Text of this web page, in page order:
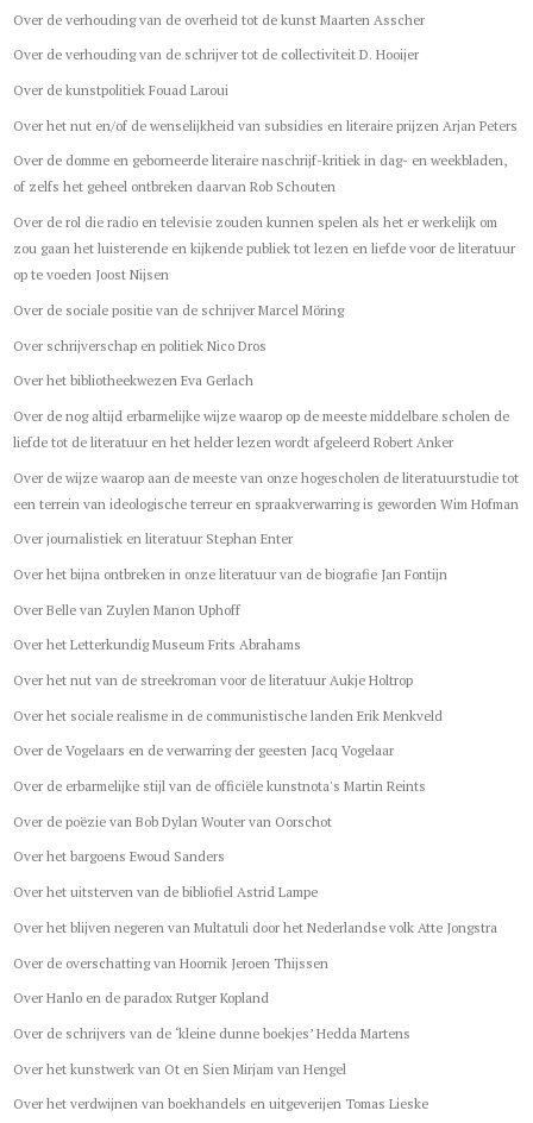
Over de verhouding van de overheid tot de kunst Maarten Asscher
Over de verhouding van de schrijver tot de collectiviteit D. Hooijer
Over de kunstpolitiek Fouad Laroui
Over het nut en/of de wenselijkheid van subsidies en literaire prijzen Arjan Peters
Over de domme en geborneerde literaire naschrijf-kritiek in dag- en weekbladen,
of zelfs het geheel ontbreken daarvan Rob Schouten
Over de rol die radio en televisie zouden kunnen spelen als het er werkelijk om
zou gaan het luisterende en kijkende publiek tot lezen en liefde voor de literatuur
op te voeden Joost Nijsen
Over de sociale positie van de schrijver Marcel Möring
Over schrijverschap en politiek Nico Dros
Over het bibliotheekwezen Eva Gerlach
Over de nog altijd erbarmelijke wijze waarop op de meeste middelbare scholen de
liefde tot de literatuur en het helder lezen wordt afgeleerd Robert Anker
Over de wijze waarop aan de meeste van onze hogescholen de literatuurstudie tot
een terrein van ideologische terreur en spraakverwarring is geworden Wim Hofman
Over journalistiek en literatuur Stephan Enter
Over het bijna ontbreken in onze literatuur van de biografie Jan Fontijn
Over Belle van Zuylen Manon Uphoff
Over het Letterkundig Museum Frits Abrahams
Over het nut van de streekroman voor de literatuur Aukje Holtrop
Over het sociale realisme in de communistische landen Erik Menkveld
Over de Vogelaars en de verwarring der geesten Jacq Vogelaar
Over de erbarmelijke stijl van de officiële kunstnota's Martin Reints
Over de poëzie van Bob Dylan Wouter van Oorschot
Over het bargoens Ewoud Sanders
Over het uitsterven van de bibliofiel Astrid Lampe
Over het blijven negeren van Multatuli door het Nederlandse volk Atte Jongstra
Over de overschatting van Hoornik Jeroen Thijssen
Over Hanlo en de paradox Rutger Kopland
Over de schrijvers van de ‘kleine dunne boekjes’ Hedda Martens
Over het kunstwerk van Ot en Sien Mirjam van Hengel
Over het verdwijnen van boekhandels en uitgeverijen Tomas Lieske